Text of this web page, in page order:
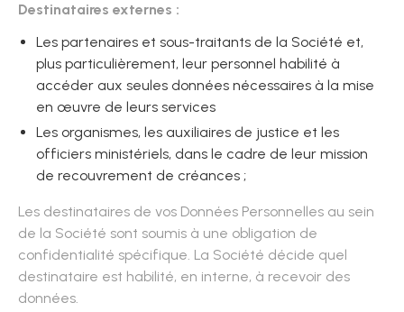
Destinataires externes :
Les partenaires et sous-traitants de la Société et,
plus particulièrement, leur personnel habilité à
accéder aux seules données nécessaires à la mise
en œuvre de leurs services
Les organismes, les auxiliaires de justice et les
officiers ministériels, dans le cadre de leur mission
de recouvrement de créances ;
Les destinataires de vos Données Personnelles au sein
de la Société sont soumis à une obligation de
confidentialité spécifique. La Société décide quel
destinataire est habilité, en interne, à recevoir des
données.